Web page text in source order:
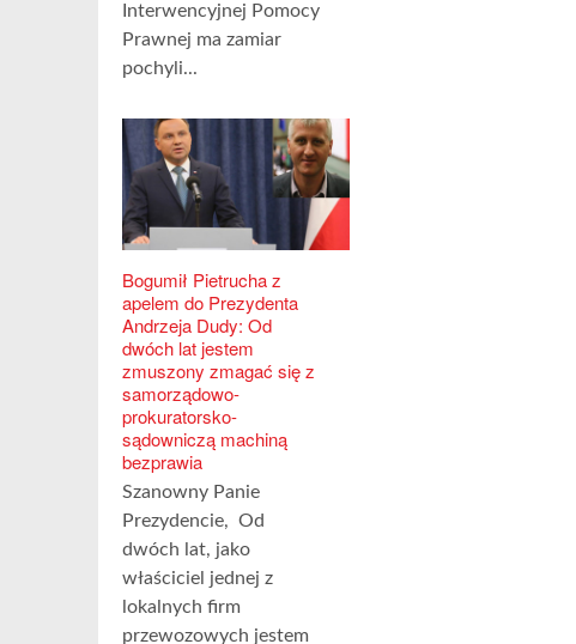
Interwencyjnej Pomocy
Prawnej ma zamiar
pochyli...
Bogumił Pietrucha z
apelem do Prezydenta
Andrzeja Dudy: Od
dwóch lat jestem
zmuszony zmagać się z
samorządowo-
prokuratorsko-
sądowniczą machiną
bezprawia
Szanowny Panie
Prezydencie, Od
dwóch lat, jako
właściciel jednej z
lokalnych firm
przewozowych jestem